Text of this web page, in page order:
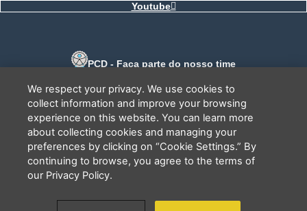
Youtube
PCD - Faça parte do nosso time
Li e concordo que minhas informações serão tratadas de
We respect your privacy. We use cookies to
collect information and improve your browsing
experience on this website. You can learn more
about collecting cookies and managing your
preferences by clicking on “Cookie Settings.” By
continuing to browse, you agree to the terms of
our Privacy Policy.